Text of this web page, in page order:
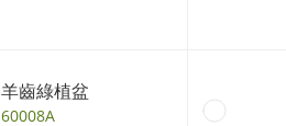
羊齒綠植盆
60008A